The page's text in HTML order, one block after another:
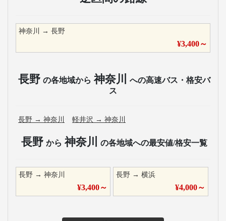
神奈川 → 長野
¥3,400～
長野 の各地域から 神奈川
への高速バス・格安バ
ス
長野 → 神奈川 軽井沢 → 神奈川
長野 から 神奈川 の各地域への最安値/格安一覧
長野 → 神奈川
¥3,400～
長野 →横浜
¥4,000～